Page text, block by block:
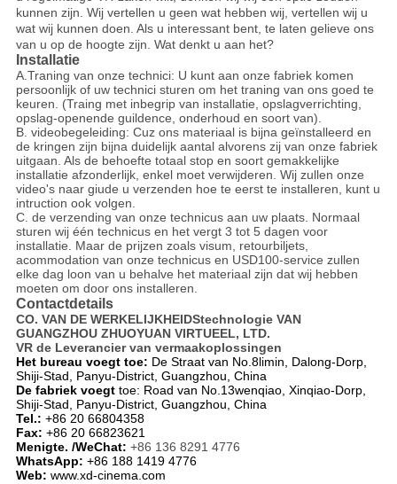
kunnen zijn. Wij vertellen u geen wat hebben wij, vertellen wij u
wat wij kunnen doen. Als u interessant bent, te laten gelieve ons
van u op de hoogte zijn. Wat denkt u aan het?
Installatie
A.Traning van onze technici: U kunt aan onze fabriek komen
persoonlijk of uw technici sturen om het traning van ons goed te
keuren. (Traing met inbegrip van installatie, opslagverrichting,
opslag-openende guildence, onderhoud en soort van).
B. videobegeleiding: Cuz ons materiaal is bijna geïnstalleerd en
de kringen zijn bijna duidelijk aantal alvorens zij van onze fabriek
uitgaan. Als de behoefte totaal stop en soort gemakkelijke
installatie afzonderlijk, enkel moet verwijderen. Wij zullen onze
video's naar giude u verzenden hoe te eerst te installeren, kunt u
intruction ook volgen.
C. de verzending van onze technicus aan uw plaats. Normaal
sturen wij één technicus en het vergt 3 tot 5 dagen voor
installatie. Maar de prijzen zoals visum, retourbiljets,
acommodation van onze technicus en USD100-service zullen
elke dag loon van u behalve het materiaal zijn dat wij hebben
moeten om door ons installeren.
Contactdetails
CO. VAN DE WERKELIJKHEIDStechnologie VAN
GUANGZHOU ZHUOYUAN VIRTUEEL, LTD.
VR de Leverancier van vermaakoplossingen
Het bureau voegt toe: De Straat van No.8limin, Dalong-Dorp,
Shiji-Stad, Panyu-District, Guangzhou, China
De fabriek voegttoe: Road van No.13wenqiao, Xinqiao-Dorp,
Shiji-Stad, Panyu-District, Guangzhou, China
Tel.: +86 20 66804358
Fax: +86 20 66823621
Menigte. /WeChat: +86 136 8291 4776
WhatsApp: +86 188 1419 4776
Web: www.xd-cinema.com